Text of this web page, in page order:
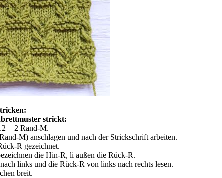
strickt:
+ 2 Rand-M.
M) anschlagen und nach der Strickschrift arbeiten.
R gezeichnet.
die Hin-R, li außen die Rück-R.
links und die Rück-R von links nach rechts lesen.
breit.